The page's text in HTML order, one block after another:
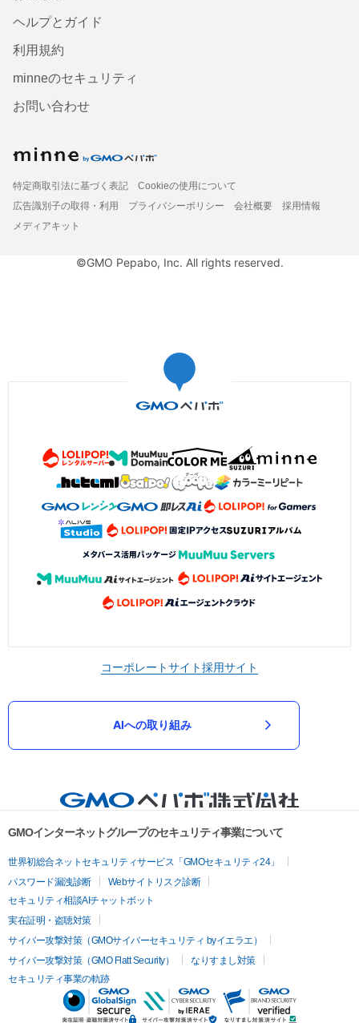
ヘルプとガイド
利用規約
minneのセキュリティ
お問い合わせ
特定商取引法に基づく表記
Cookieの使用について
広告識別子の取得・利用
プライバシーポリシー 会社概要
採用情報
メディアキット
©GMO Pepabo, Inc. All rights reserved.
コーポレートサイト採用サイト
AIへの取り組み
GMOインターネットグループのセキュリティ事業について
世界初総合ネットセキュリティサービス「GMOセキュリティ24」
パスワード漏洩診断
Webサイトリスク診断
セキュリティ相談AIチャットボット
実在証明・盗聴対策
サイバー攻撃対策（GMOサイバーセキュリティ byイエラエ）
サイバー攻撃対策（GMO Flatt Security）
なりすまし対策
セキュリティ事業の軌跡